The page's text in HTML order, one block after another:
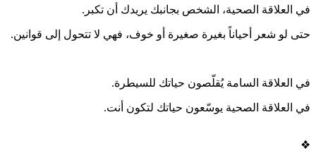
في العلاقة الصحية، الشخص بجانبك يريدك أن تكبر.
حتى لو شعر أحياناً بغيرة صغيرة أو خوف، فهي لا تتحول إلى قوانين.
في العلاقة السامة يُقلّصون حياتك للسيطرة.
في العلاقة الصحية يوسّعون حياتك لتكون أنت.
❖